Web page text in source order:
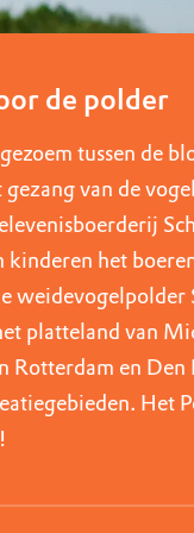
de polder
tussen de
van de
kinderen het
weidevogelpolder
platteland van
Rotterdam en Den
Het